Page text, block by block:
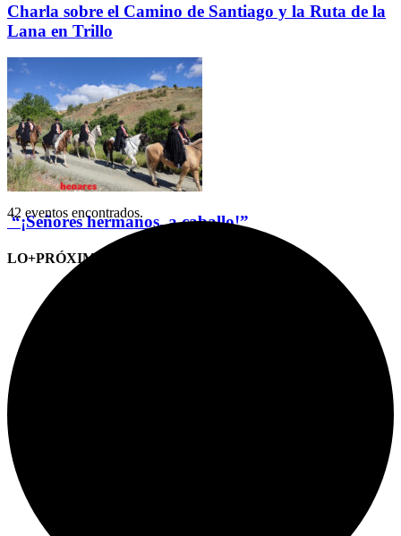
Charla sobre el Camino de Santiago y la Ruta de la
Lana en Trillo
“¡Señores hermanos, a caballo!”
LO+PRÓXIMO (CITAS)
42 eventos encontrados.